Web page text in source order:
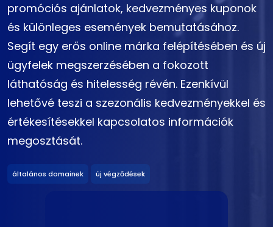
promóciós ajánlatok, kedvezményes kuponok
és különleges események bemutatásához.
Segít egy erős online márka felépítésében és új
ügyfelek megszerzésében a fokozott
láthatóság és hitelesség révén. Ezenkívül
lehetővé teszi a szezonális kedvezményekkel és
értékesítésekkel kapcsolatos információk
megosztását.
általános domainek új végződések